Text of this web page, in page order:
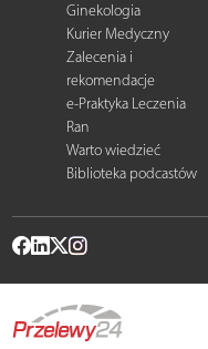
Ginekologia
Kurier Medyczny
Zalecenia i
rekomendacje
e-Praktyka Leczenia
Ran
Warto wiedzieć
Biblioteka podcastów